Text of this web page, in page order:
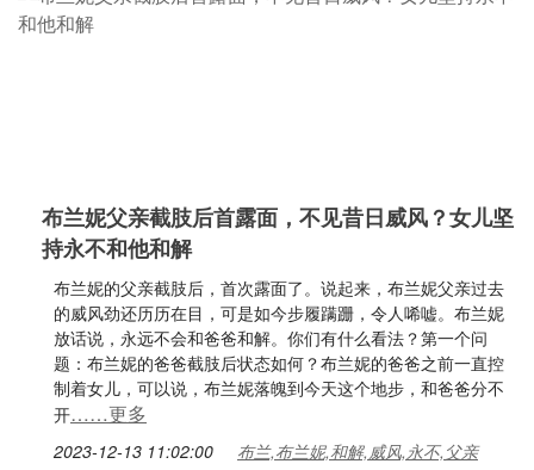
布兰妮父亲截肢后首露面，不见昔日威风？女儿坚
持永不和他和解
布兰妮的父亲截肢后，首次露面了。说起来，布兰妮父亲过去
的威风劲还历历在目，可是如今步履蹒跚，令人唏嘘。布兰妮
放话说，永远不会和爸爸和解。你们有什么看法？第一个问
题：布兰妮的爸爸截肢后状态如何？布兰妮的爸爸之前一直控
制着女儿，可以说，布兰妮落魄到今天这个地步，和爸爸分不
开……更多
2023-12-13 11:02:00 布兰,布兰妮,和解,威风,永不,父亲